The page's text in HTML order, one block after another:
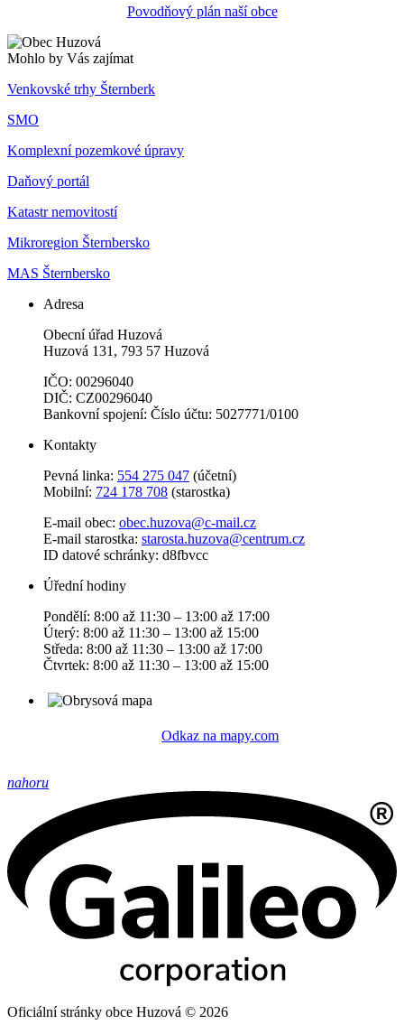
Povodňový plán naší obce
Mohlo by Vás zajímat
Venkovské trhy Šternberk
SMO
Komplexní pozemkové úpravy
Daňový portál
Katastr nemovitostí
Mikroregion Šternbersko
MAS Šternbersko
Adresa
Obecní úřad Huzová
Huzová 131, 793 57 Huzová
IČO: 00296040
DIČ: CZ00296040
Bankovní spojení: Číslo účtu: 5027771/0100
Kontakty
Pevná linka: 554 275 047 (účetní)
Mobilní: 724 178 708 (starostka)
E-mail obec: obec.huzova@c-mail.cz
E-mail starostka: starosta.huzova@centrum.cz
ID datové schránky: d8fbvcc
Úřední hodiny
Pondělí: 8:00 až 11:30 – 13:00 až 17:00
Úterý: 8:00 až 11:30 – 13:00 až 15:00
Středa: 8:00 až 11:30 – 13:00 až 17:00
Čtvrtek: 8:00 až 11:30 – 13:00 až 15:00
Odkaz na mapy.com
nahoru
Oficiální stránky obce Huzová © 2026